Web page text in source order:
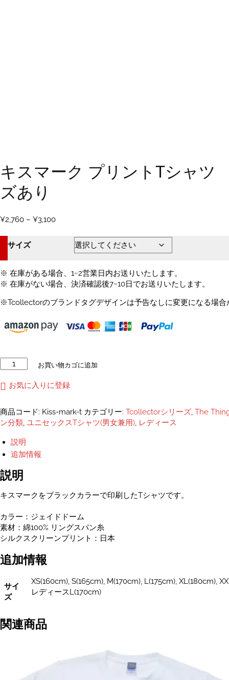
キスマーク プリントTシャツ
ズあり
¥2,760 – ¥3,100価
¥2,760
¥3,100
サイズ
※ 在庫がある場合、1~2営業日内お送りいたします。
※ 在庫がない場合、決済確認後7~10日でお送りいたします。
※Tcollectorのブランドタグデザインは予告なしに変更になる場合
ス
マ
プ
リ
T
シ
ャ
ツ
ユ
ニ
セ
ッ
ク
ス
XS~XXXL・
デ
ィ
ス
サ
お買い物カゴに追加
お気に入りに登録
商品コード: Kiss-mark-t カテゴリー: Tcollectorシリーズ, The
ン分類, ユニセックスTシャツ(男女兼用), レディース
説明
追加情報
説明
キスマークをブラックカラーで印刷したTシャツです。
カラー：ジェイドドーム
素材：綿100% リングスパン糸
シルクスクリーンプリント：日本
追加情報
サイ
ズ
XS(160cm), S(165cm), M(170cm), L(175cm), XL(180cm),
レディースL(170cm)
関連商品